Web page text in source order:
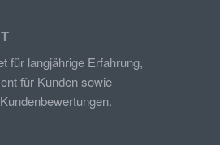
für langjährige Erfahrung,
für Kunden sowie